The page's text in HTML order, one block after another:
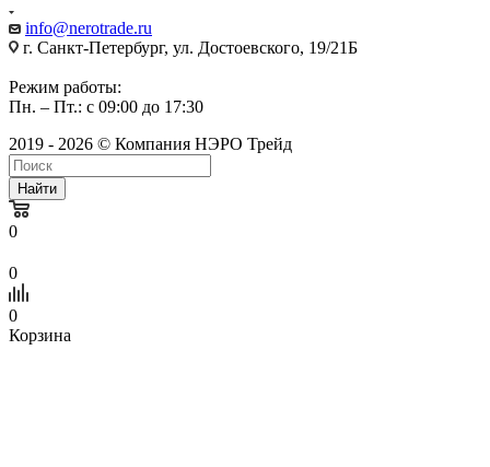
info@nerotrade.ru
г. Санкт-Петербург, ул. Достоевского, 19/21Б
Режим работы:
Пн. – Пт.: с 09:00 до 17:30
2019 - 2026 © Компания НЭРО Трейд
Найти
0
0
0
Корзина